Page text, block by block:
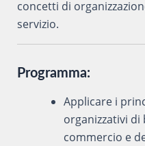
concetti di
servizio.
Programma:
Applicare i
organizzativi di
commercio e